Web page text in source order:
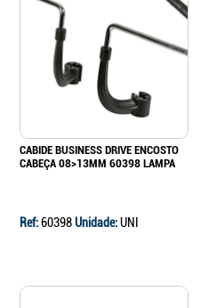
CABIDE BUSINESS DRIVE ENCOSTO
CABEÇA 08>13MM 60398 LAMPA
Ref:60398Unidade:UNI